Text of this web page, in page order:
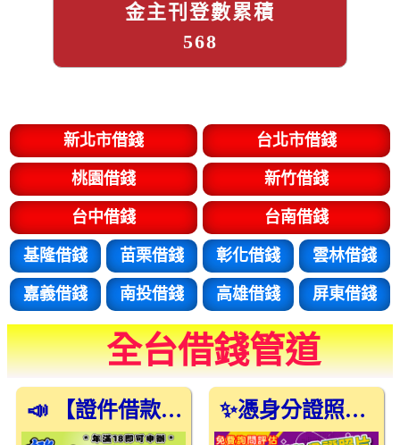
金主刊登數累積
568
新北市借錢 台北市借錢
桃園借錢 新竹借錢
台中借錢 台南借錢
基隆借錢 苗栗借錢 彰化借錢 雲林借錢
嘉義借錢 南投借錢 高雄借錢 屏東借錢
全台借錢管道
📣 【證件借款好簡單】年滿18歲就能申辦！ ✨憑身分證照片就能借，超簡單！